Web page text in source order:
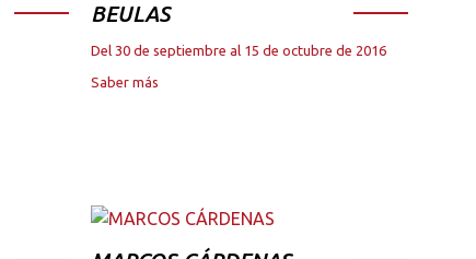
BEULAS
Del 30 de septiembre al 15 de octubre de 2016
Saber más